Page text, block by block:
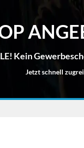
Kein
Jetzt schnell